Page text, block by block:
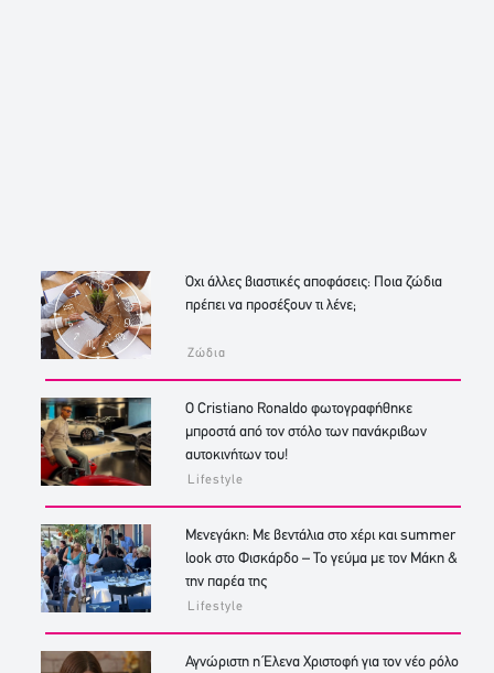
Όχι άλλες βιαστικές αποφάσεις: Ποια ζώδια
πρέπει να προσέξουν τι λένε;
Ζώδια
Ο Cristiano Ronaldo φωτογραφήθηκε
μπροστά από τον στόλο των πανάκριβων
αυτοκινήτων του!
Lifestyle
Μενεγάκη: Με βεντάλια στο χέρι και summer
look στο Φισκάρδο – Το γεύμα με τον Μάκη &
την παρέα της
Lifestyle
Αγνώριστη η Έλενα Χριστοφή για τον νέο ρόλο